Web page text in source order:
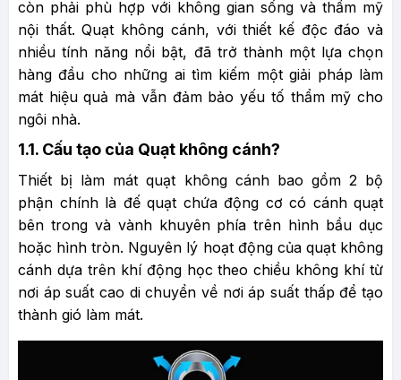
còn phải phù hợp với không gian sống và thẩm mỹ
nội thất. Quạt không cánh, với thiết kế độc đáo và
nhiều tính năng nổi bật, đã trở thành một lựa chọn
hàng đầu cho những ai tìm kiếm một giải pháp làm
mát hiệu quả mà vẫn đảm bảo yếu tố thẩm mỹ cho
ngôi nhà.
1.1. Cấu tạo của Quạt không cánh?
Thiết bị làm mát quạt không cánh bao gồm 2 bộ
phận chính là đế quạt chứa động cơ có cánh quạt
bên trong và vành khuyên phía trên hình bầu dục
hoặc hình tròn. Nguyên lý hoạt động của quạt không
cánh dựa trên khí động học theo chiều không khí từ
nơi áp suất cao di chuyển về nơi áp suất thấp để tạo
thành gió làm mát.